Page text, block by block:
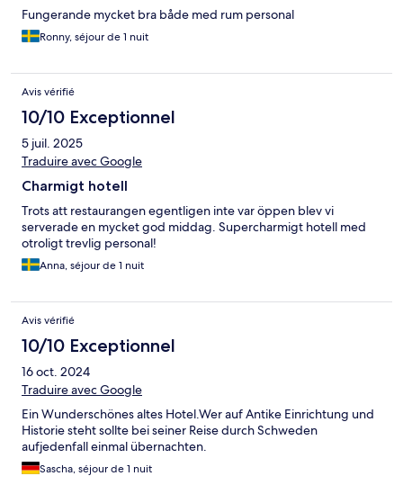
Fungerande mycket bra både med rum personal
Ronny, séjour de 1 nuit
Avis vérifié
10/10 Exceptionnel
5 juil. 2025
Traduire avec Google
Charmigt hotell
Trots att restaurangen egentligen inte var öppen blev vi
serverade en mycket god middag. Supercharmigt hotell med
otroligt trevlig personal!
Anna, séjour de 1 nuit
Avis vérifié
10/10 Exceptionnel
16 oct. 2024
Traduire avec Google
Ein Wunderschönes altes Hotel.Wer auf Antike Einrichtung und
Historie steht sollte bei seiner Reise durch Schweden
aufjedenfall einmal übernachten.
Sascha, séjour de 1 nuit